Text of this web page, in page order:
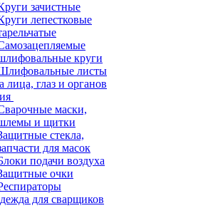
зачистные
лепестковые
круги
листы
лица, глаз и органов
маски,
и щитки
стекла,
для масок
подачи воздуха
очки
для сварщиков